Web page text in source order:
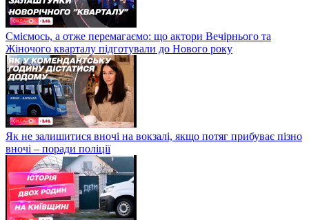
Сміємось, а отже перемагаємо: що актори Вечірнього та
Жіночого кварталу підготували до Нового року
Як не залишитися вночі на вокзалі, якщо потяг прибуває пізно
вночі – поради поліції